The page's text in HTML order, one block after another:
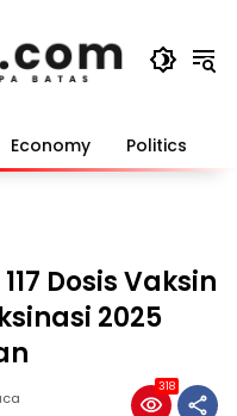
Economy Politics
Dosis Vaksin
2025
318